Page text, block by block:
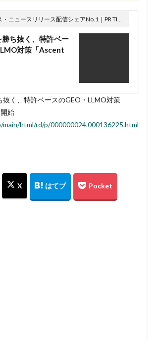
ニュースリリース配信シェアNo.1｜PR TIMES
ち抜く、特許ベー
対策「Ascent
く、特許ベースのGEO・LLMO対策
始
html/rd/p/000000024.000136225.html